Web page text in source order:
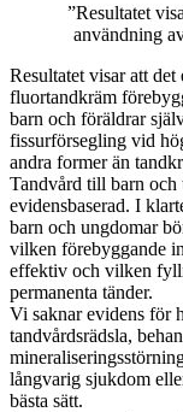
”Resultatet
användning
Resultatet visar att
fluortandkräm
barn och föräldrar
fissurförsegling vid
andra former än
Tandvård till barn
evidensbaserad. I
barn och ungdomar
vilken förebyggande
effektiv och vilken
permanenta tänder.
Vi saknar evidens för
tandvårdsrädsla,
långvarig sjukdom
bästa sätt.